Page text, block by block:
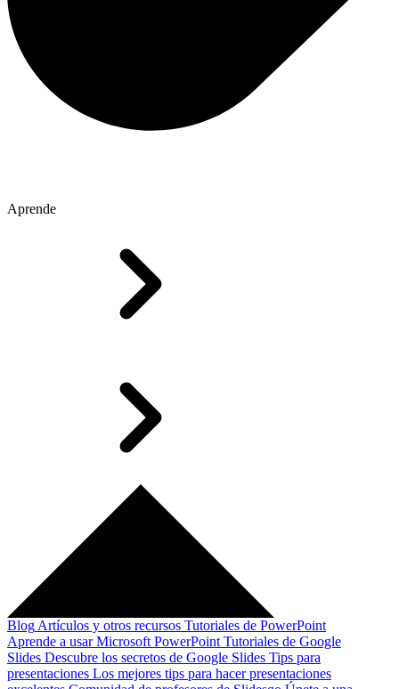
Aprende
Blog Artículos y otros recursos Tutoriales de PowerPoint
Aprende a usar Microsoft PowerPoint Tutoriales de Google
Slides Descubre los secretos de Google Slides Tips para
presentaciones Los mejores tips para hacer presentaciones